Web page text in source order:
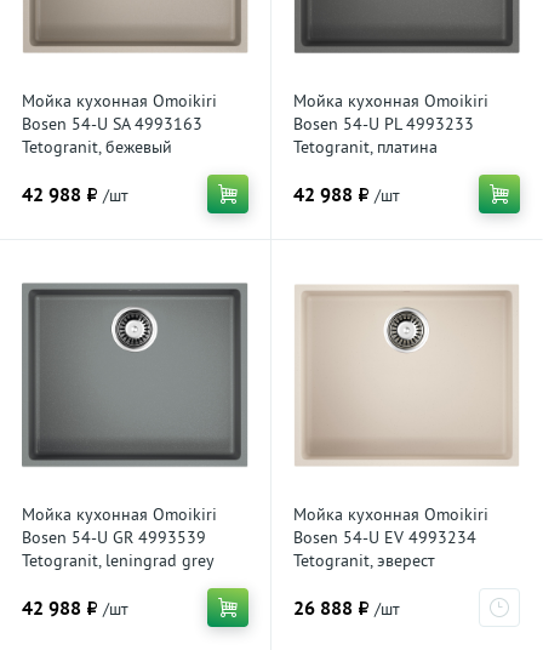
Мойка кухонная Omoikiri
Bosen 54-U SA 4993163
Tetogranit, бежевый
42 988 ₽ /шт
Мойка кухонная Omoikiri
Bosen 54-U PL 4993233
Tetogranit, платина
42 988 ₽ /шт
Мойка кухонная Omoikiri
Bosen 54-U GR 4993539
Tetogranit, leningrad grey
42 988 ₽ /шт
Мойка кухонная Omoikiri
Bosen 54-U EV 4993234
Tetogranit, эверест
26 888 ₽ /шт